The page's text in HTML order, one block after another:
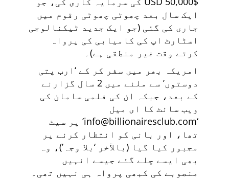
ایک سال بعد چھوٹی چھوٹی رقوم میں
جاری کی گئی (جو ایک جدید ٹیکنالوجی
اسٹارٹ اپ کی کامیابی کی پرواہ
کرتے وقت غیر منطقی ہے)۔
امریکہ بھر میں سفر کر کے ارب پتی
دوستوں
سے ملنے میں 2 سال گزارنے
کے بعد، جبکہ ان کی فلمی سامان کی
ویب سائٹ کا ای میل
info@billionairesclub.com پر سیٹ
تھا، اور بانی کو انتظار کرنے پر
مجبور کیا گیا (بالآخر
بلا وجہ
)، وہ
بھی ایسے چلے گئے جیسے انہیں
منصوبے کی کبھی پرواہ ہی نہیں تھی۔